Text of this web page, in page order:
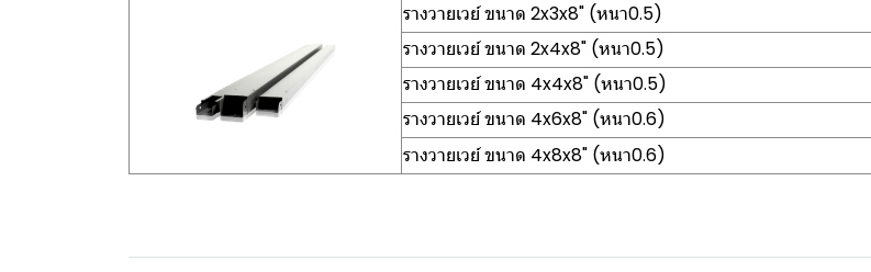
รางวายเวย์ ขนาด 2x3x8" (หนา0.5)
รางวายเวย์ ขนาด 2x4x8" (หนา0.5)
รางวายเวย์ ขนาด 4x4x8" (หนา0.5)
รางวายเวย์ ขนาด 4x6x8" (หนา0.6)
รางวายเวย์ ขนาด 4x8x8" (หนา0.6)